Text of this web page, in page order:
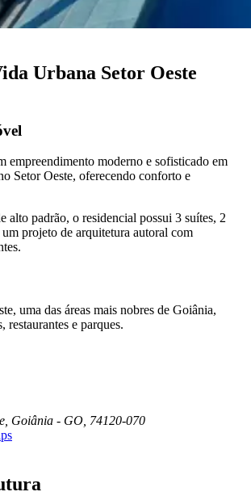
Urbana Setor Oeste
empreendimento moderno e sofisticado em
Setor Oeste, oferecendo conforto e
alto padrão, o residencial possui 3 suítes, 2
um projeto de arquitetura autoral com
uma das áreas mais nobres de Goiânia,
restaurantes e parques.
Goiânia - GO, 74120-070